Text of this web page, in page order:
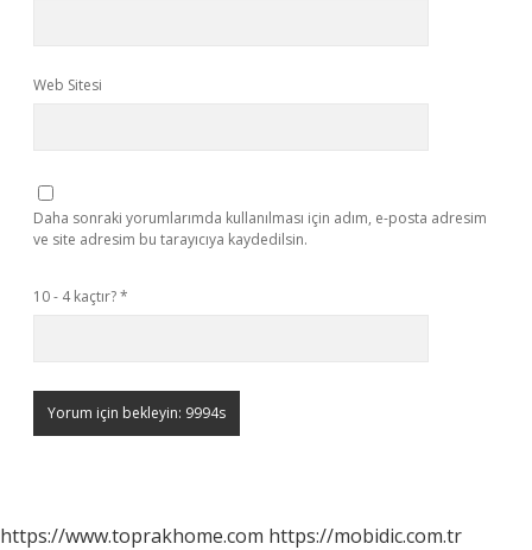
Web Sitesi
Daha sonraki yorumlarımda kullanılması için adım, e-posta adresim
ve site adresim bu tarayıcıya kaydedilsin.
10 - 4 kaçtır?*
https://www.toprakhome.com https://mobidic.com.tr